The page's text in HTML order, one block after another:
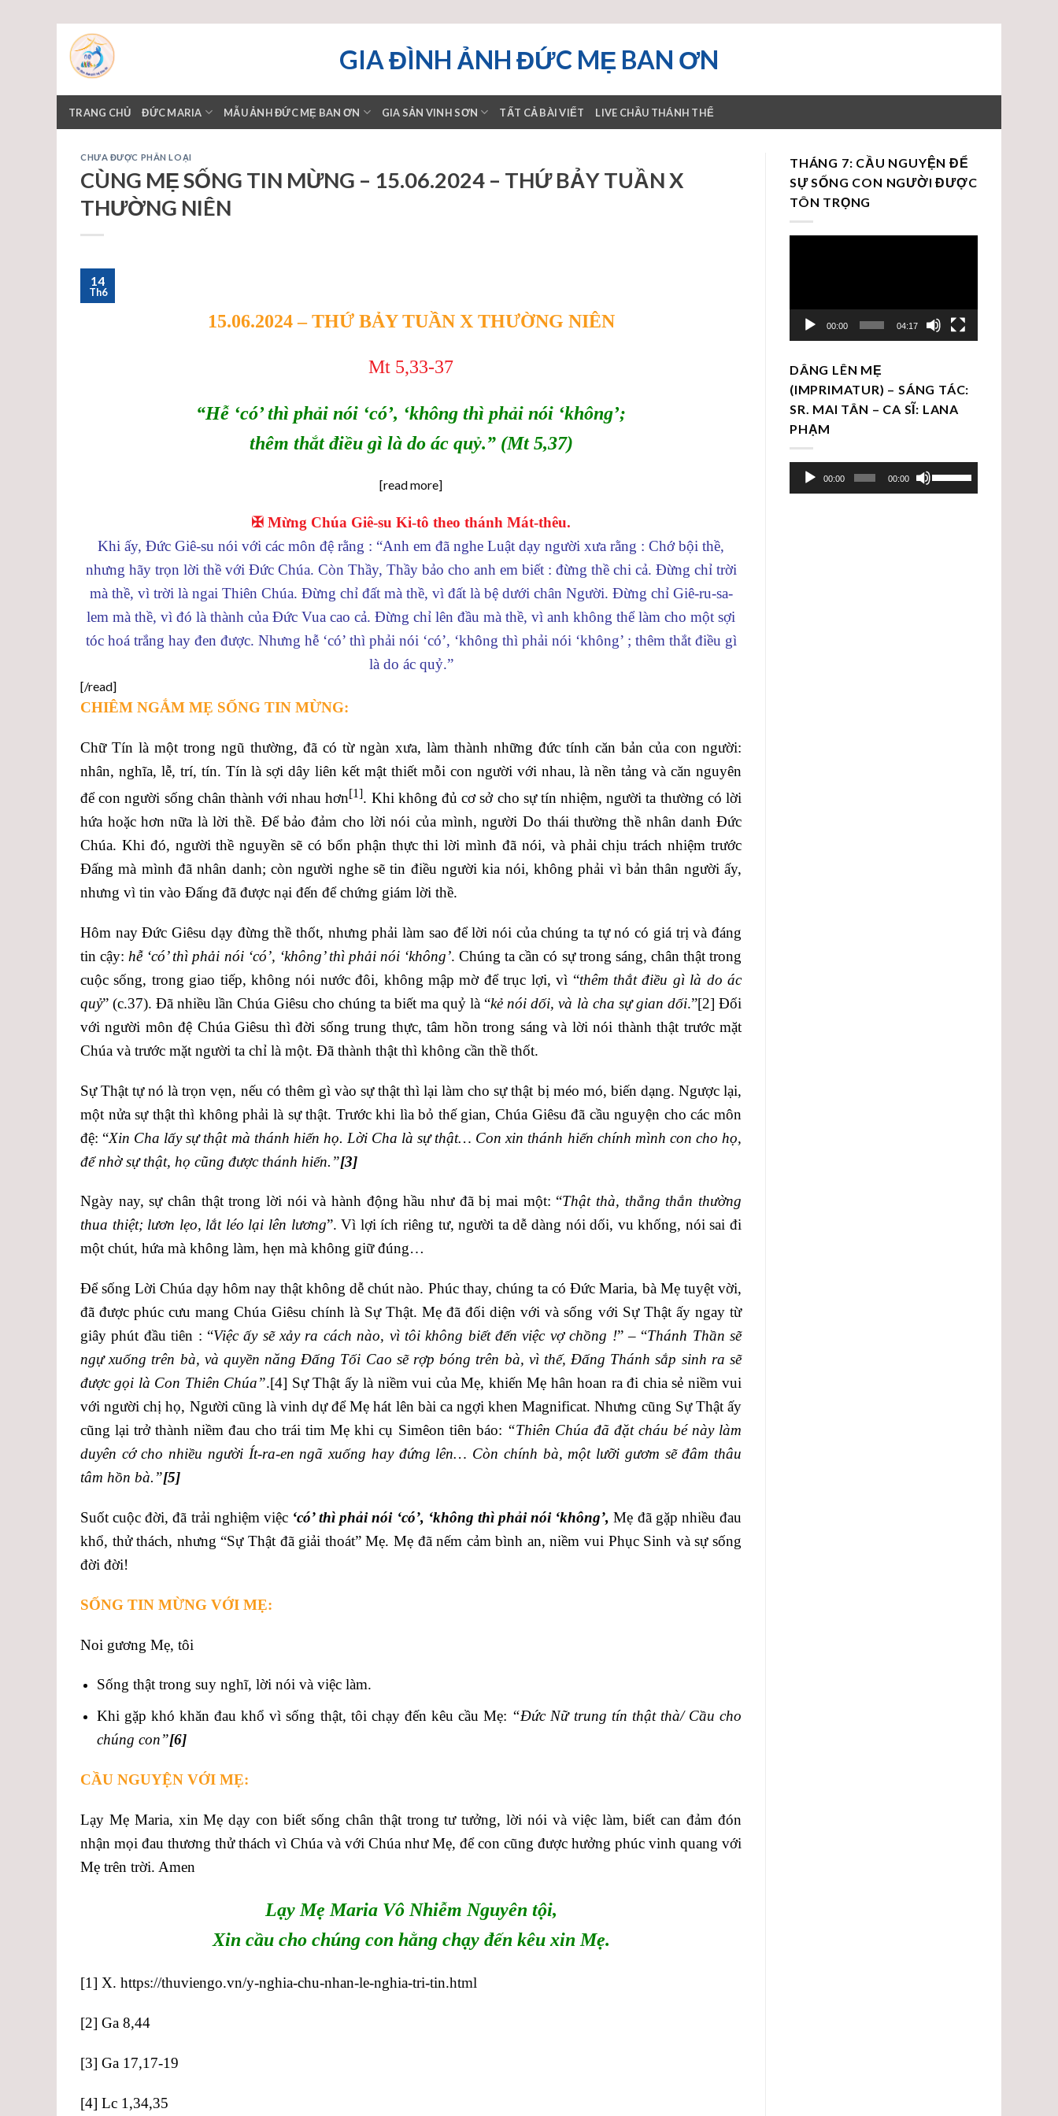
content
GIA ĐÌNH ẢNH ĐỨC MẸ BAN ƠN
TRANG CHỦ ĐỨC MARIA MẪU ẢNH ĐỨC MẸ BAN ƠN GIA SẢN VINH SƠN TẤT CẢ BÀI VIẾT LIVE CHẦU THÁNH THỂ
CHƯA ĐƯỢC PHÂN LOẠI
CÙNG MẸ SỐNG TIN MỪNG – 15.06.2024 – THỨ BẢY TUẦN X
THƯỜNG NIÊN
14
Th6
15.06.2024 – THỨ BẢY TUẦN X THƯỜNG NIÊN
Mt 5,33-37
“Hễ ‘có’ thì phải nói ‘có’, ‘không thì phải nói ‘không’;
thêm thắt điều gì là do ác quỷ.” (Mt 5,37)
[read more]
✠ Mừng Chúa Giê-su Ki-tô theo thánh Mát-thêu.
Khi ấy, Đức Giê-su nói với các môn đệ rằng : “Anh em đã nghe Luật dạy người xưa rằng : Chớ bội thề,
nhưng hãy trọn lời thề với Đức Chúa. Còn Thầy, Thầy bảo cho anh em biết : đừng thề chi cả. Đừng chỉ trời
mà thề, vì trời là ngai Thiên Chúa. Đừng chỉ đất mà thề, vì đất là bệ dưới chân Người. Đừng chỉ Giê-ru-sa-
lem mà thề, vì đó là thành của Đức Vua cao cả. Đừng chỉ lên đầu mà thề, vì anh không thể làm cho một sợi
tóc hoá trắng hay đen được. Nhưng hễ ‘có’ thì phải nói ‘có’, ‘không thì phải nói ‘không’ ; thêm thắt điều gì
là do ác quỷ.”
[/read]
CHIÊM NGẮM MẸ SỐNG TIN MỪNG:
Chữ Tín là một trong ngũ thường, đã có từ ngàn xưa, làm thành những đức tính căn bản của con người:
nhân, nghĩa, lễ, trí, tín. Tín là sợi dây liên kết mật thiết mỗi con người với nhau, là nền tảng và căn nguyên
để con người sống chân thành với nhau hơn[1]. Khi không đủ cơ sở cho sự tín nhiệm, người ta thường có lời
hứa hoặc hơn nữa là lời thề. Để bảo đảm cho lời nói của mình, người Do thái thường thề nhân danh Đức
Chúa. Khi đó, người thề nguyền sẽ có bổn phận thực thi lời mình đã nói, và phải chịu trách nhiệm trước
Đấng mà mình đã nhân danh; còn người nghe sẽ tin điều người kia nói, không phải vì bản thân người ấy,
nhưng vì tin vào Đấng đã được nại đến để chứng giám lời thề.
Hôm nay Đức Giêsu dạy đừng thề thốt, nhưng phải làm sao để lời nói của chúng ta tự nó có giá trị và đáng
tin cậy: hễ ‘có’ thì phải nói ‘có’, ‘không’ thì phải nói ‘không’. Chúng ta cần có sự trong sáng, chân thật trong
cuộc sống, trong giao tiếp, không nói nước đôi, không mập mờ để trục lợi, vì “thêm thắt điều gì là do ác
quỷ” (c.37). Đã nhiều lần Chúa Giêsu cho chúng ta biết ma quỷ là “kẻ nói dối, và là cha sự gian dối.”[2] Đối
với người môn đệ Chúa Giêsu thì đời sống trung thực, tâm hồn trong sáng và lời nói thành thật trước mặt
Chúa và trước mặt người ta chỉ là một. Đã thành thật thì không cần thề thốt.
Sự Thật tự nó là trọn vẹn, nếu có thêm gì vào sự thật thì lại làm cho sự thật bị méo mó, biến dạng. Ngược lại,
một nửa sự thật thì không phải là sự thật. Trước khi lìa bỏ thế gian, Chúa Giêsu đã cầu nguyện cho các môn
đệ: “Xin Cha lấy sự thật mà thánh hiến họ. Lời Cha là sự thật… Con xin thánh hiến chính mình con cho họ,
để nhờ sự thật, họ cũng được thánh hiến.”[3]
Ngày nay, sự chân thật trong lời nói và hành động hầu như đã bị mai một: “Thật thà, thẳng thắn thường
thua thiệt; lươn lẹo, lắt léo lại lên lương”. Vì lợi ích riêng tư, người ta dễ dàng nói dối, vu khống, nói sai đi
một chút, hứa mà không làm, hẹn mà không giữ đúng…
Để sống Lời Chúa dạy hôm nay thật không dễ chút nào. Phúc thay, chúng ta có Đức Maria, bà Mẹ tuyệt vời,
đã được phúc cưu mang Chúa Giêsu chính là Sự Thật. Mẹ đã đối diện với và sống với Sự Thật ấy ngay từ
giây phút đầu tiên : “Việc ấy sẽ xảy ra cách nào, vì tôi không biết đến việc vợ chồng !” – “Thánh Thần sẽ
ngự xuống trên bà, và quyền năng Đấng Tối Cao sẽ rợp bóng trên bà, vì thế, Đấng Thánh sắp sinh ra sẽ
được gọi là Con Thiên Chúa”.[4] Sự Thật ấy là niềm vui của Mẹ, khiến Mẹ hân hoan ra đi chia sẻ niềm vui
với người chị họ, Người cũng là vinh dự để Mẹ hát lên bài ca ngợi khen Magnificat. Nhưng cũng Sự Thật ấy
cũng lại trở thành niềm đau cho trái tim Mẹ khi cụ Simêon tiên báo: “Thiên Chúa đã đặt cháu bé này làm
duyên cớ cho nhiều người Ít-ra-en ngã xuống hay đứng lên… Còn chính bà, một lưỡi gươm sẽ đâm thâu
tâm hồn bà.”[5]
Suốt cuộc đời, đã trải nghiệm việc ‘có’ thì phải nói ‘có’, ‘không thì phải nói ‘không’,Mẹ đã gặp nhiều đau
khổ, thử thách, nhưng “Sự Thật đã giải thoát” Mẹ. Mẹ đã nếm cảm bình an, niềm vui Phục Sinh và sự sống
đời đời!
SỐNG TIN MỪNG VỚI MẸ:
Noi gương Mẹ, tôi
Sống thật trong suy nghĩ, lời nói và việc làm.
Khi gặp khó khăn đau khổ vì sống thật, tôi chạy đến kêu cầu Mẹ: “Đức Nữ trung tín thật thà/ Cầu cho
chúng con”[6]
CẦU NGUYỆN VỚI MẸ:
Lạy Mẹ Maria, xin Mẹ dạy con biết sống chân thật trong tư tưởng, lời nói và việc làm, biết can đảm đón
nhận mọi đau thương thử thách vì Chúa và với Chúa như Mẹ, để con cũng được hưởng phúc vinh quang với
Mẹ trên trời. Amen
Lạy Mẹ Maria Vô Nhiễm Nguyên tội,
Xin cầu cho chúng con hằng chạy đến kêu xin Mẹ.
[1] X. https://thuviengo.vn/y-nghia-chu-nhan-le-nghia-tri-tin.html
[2] Ga 8,44
[3] Ga 17,17-19
[4] Lc 1,34,35
THÁNG 7: CẦU NGUYỆN ĐỂ
SỰ SỐNG CON NGƯỜI ĐƯỢC
TÔN TRỌNG
00:00 04:17
DÂNG LÊN MẸ
(IMPRIMATUR) – SÁNG TÁC:
SR. MAI TÂN – CA SĨ: LANA
PHẠM
Trình
chơi
00:00 00:00
dụng